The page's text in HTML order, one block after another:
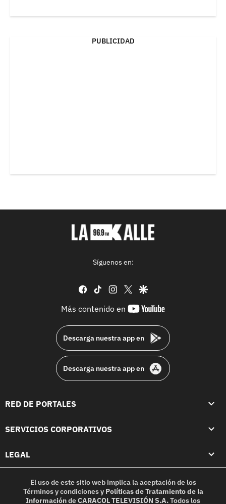
PUBLICIDAD
Síguenos en:
facebook
tiktok instagram
twittergoogle
Más contenido en
youtube-
Descarga nuestra app en
Descarga nuestra app en
RED DE PORTALES
SERVICIOS CORPORATIVOS
LEGAL
El uso de este sitio web implica la aceptación de los
Términos y condicionesy Políticas de Tratamiento de la
InformacióndeCARACOL TELEVISIÓN S.A.Todos los